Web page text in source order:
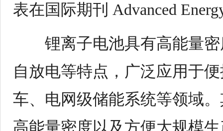
表在国际期刊 Advanced
锂离子电池具有高能量密
自放电等特点，广泛应用于
车、电网级储能系统等领域
高能量密度以及方便大规模